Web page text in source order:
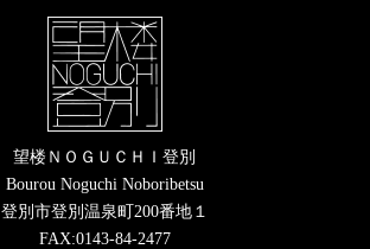
望楼ＮＯＧＵＣＨＩ登別
Bourou Noguchi Noboribetsu
登別市登別温泉町200番地１
FAX:0143-84-2477